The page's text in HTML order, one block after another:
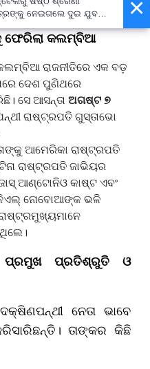
ଫେରିଲା କଲମ୍ବିଆ
ରାଜନୀତିରେ ଏକ ବଡ଼
ଦେଶ ପୁଣିଥରେ
ସେ ଆସନ୍ତା ଅଗଷ୍ଟ ୭
ରାଷ୍ଟ୍ରପତି ଗୁସ୍ତାଭୋ
ଆମେରିକା ରାଷ୍ଟ୍ରପତି
ରାଷ୍ଟ୍ରପତି ଜାଭିୟର
ଆଣ୍ଟୋନିଓ କାଷ୍ଟ ଏବଂ
ନୋବୋଆଙ୍କ ଭଳି
ପ୍ରମୁଖ ପ୍ରତିଶ୍ରୁତି ଓ
ନେତା ଭାବେ
ତାଙ୍କର କିଛି
×
ନେଇଗଲେ ଦୁଇ ଯୁବକ,
ଖୋଜି ଆଣିବାକୁ ମାଆଙ୍କ